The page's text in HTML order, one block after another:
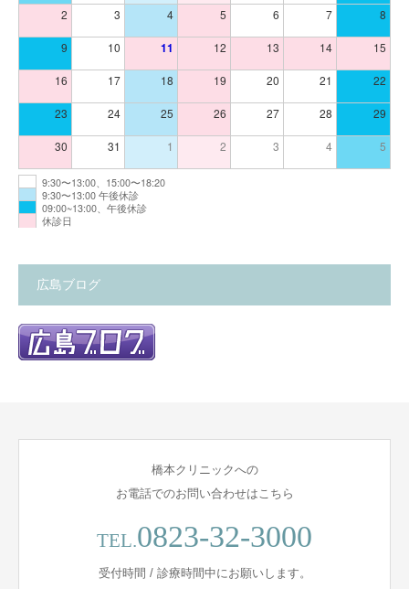
2 3 4 5 6 7 8
9 10 11 12 13 14 15
16 17 18 19 20 21 22
23 24 25 26 27 28 29
30 31 1 2 3 4 5
9:30〜13:00、15:00〜18:20
9:30〜13:00 午後休診
09:00~13:00、午後休診
休診日
広島ブログ
橋本クリニックへの
お電話でのお問い合わせはこちら
TEL.0823-32-3000
受付時間 / 診療時間中にお願いします。